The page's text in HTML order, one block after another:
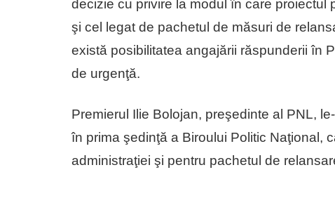
decizie cu privire la modul în care proiectul
şi cel legat de pachetul de măsuri de
există posibilitatea angajării răspunderii în
de urgenţă.
Premierul Ilie Bolojan, preşedinte al PNL,
în prima şedinţă a Biroului Politic Naţional,
administraţiei şi pentru pachetul de